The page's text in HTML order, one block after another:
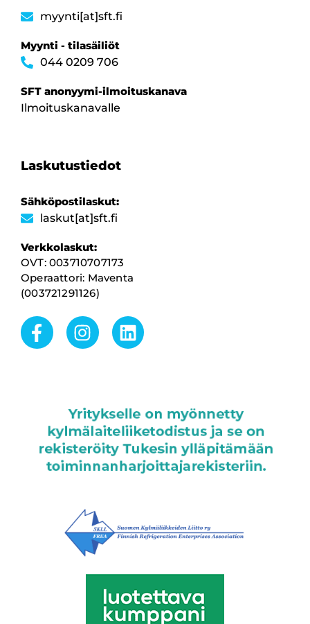
myynti[at]sft.fi
Myynti - tilasäiliöt
044 0209 706
SFT anonyymi-ilmoituskanava
Ilmoituskanavalle
Laskutustiedot
Sähköpostilaskut:
laskut[at]sft.fi
Verkkolaskut:
OVT: 003710707173
Operaattori: Maventa
(003721291126)